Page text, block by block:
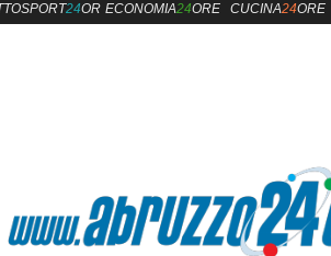
24OREECONOMIA24ORE CUCINA24ORE